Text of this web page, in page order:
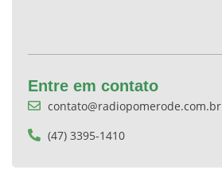
Entre em contato
contato@radiopomerode.com.br
(47) 3395-1410